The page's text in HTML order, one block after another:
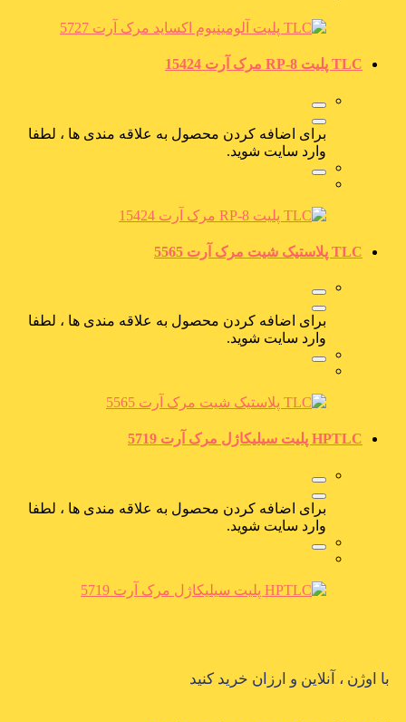
TLC پلیت RP-8 مرک آرت 15424
برای اضافه کردن محصول به علاقه مندی ها ، لطفا
وارد سایت شوید.
TLC پلاستیک شیت مرک آرت 5565
برای اضافه کردن محصول به علاقه مندی ها ، لطفا
وارد سایت شوید.
HPTLC پلیت سیلیکاژل مرک آرت 5719
برای اضافه کردن محصول به علاقه مندی ها ، لطفا
وارد سایت شوید.
با اوژن ، آنلاین و ارزان خرید کنید